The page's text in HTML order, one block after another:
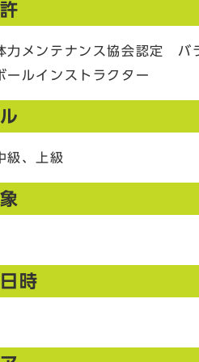
力メンテナンス協会認定 バ
ールインストラクター
級、上級
時